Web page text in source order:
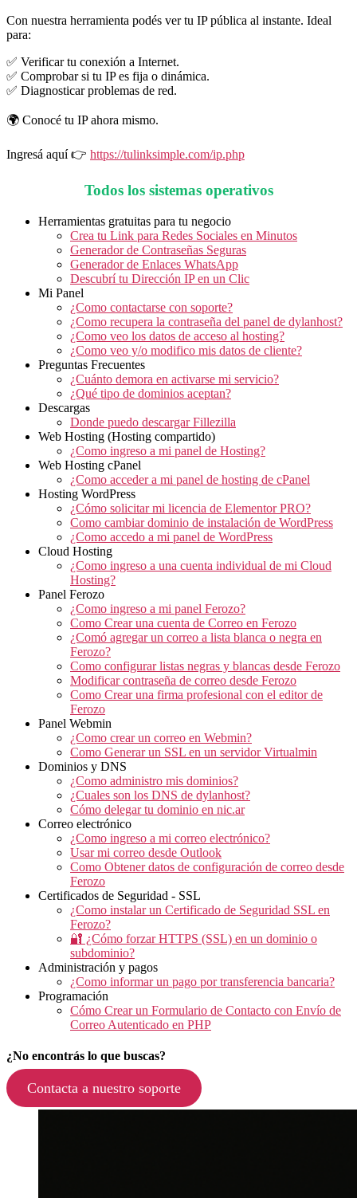
Con nuestra herramienta podés ver tu IP pública al instante. Ideal
para:
✅ Verificar tu conexión a Internet.
✅ Comprobar si tu IP es fija o dinámica.
✅ Diagnosticar problemas de red.
🌍 Conocé tu IP ahora mismo.
Ingresá aquí 👉 https://tulinksimple.com/ip.php
Todos los sistemas operativos
Herramientas gratuitas para tu negocio
Crea tu Link para Redes Sociales en Minutos
Generador de Contraseñas Seguras
Generador de Enlaces WhatsApp
Descubrí tu Dirección IP en un Clic
Mi Panel
¿Como contactarse con soporte?
¿Como recupera la contraseña del panel de dylanhost?
¿Como veo los datos de acceso al hosting?
¿Como veo y/o modifico mis datos de cliente?
Preguntas Frecuentes
¿Cuánto demora en activarse mi servicio?
¿Qué tipo de dominios aceptan?
Descargas
Donde puedo descargar Fillezilla
Web Hosting (Hosting compartido)
¿Como ingreso a mi panel de Hosting?
Web Hosting cPanel
¿Como acceder a mi panel de hosting de cPanel
Hosting WordPress
¿Cómo solicitar mi licencia de Elementor PRO?
Como cambiar dominio de instalación de WordPress
¿Como accedo a mi panel de WordPress
Cloud Hosting
¿Como ingreso a una cuenta individual de mi Cloud
Hosting?
Panel Ferozo
¿Como ingreso a mi panel Ferozo?
Como Crear una cuenta de Correo en Ferozo
¿Comó agregar un correo a lista blanca o negra en
Ferozo?
Como configurar listas negras y blancas desde Ferozo
Modificar contraseña de correo desde Ferozo
Como Crear una firma profesional con el editor de
Ferozo
Panel Webmin
¿Como crear un correo en Webmin?
Como Generar un SSL en un servidor Virtualmin
Dominios y DNS
¿Como administro mis dominios?
¿Cuales son los DNS de dylanhost?
Cómo delegar tu dominio en nic.ar
Correo electrónico
¿Como ingreso a mi correo electrónico?
Usar mi correo desde Outlook
Como Obtener datos de configuración de correo desde
Ferozo
Certificados de Seguridad - SSL
¿Como instalar un Certificado de Seguridad SSL en
Ferozo?
🔐 ¿Cómo forzar HTTPS (SSL) en un dominio o
subdominio?
Administración y pagos
¿Como informar un pago por transferencia bancaria?
Programación
Cómo Crear un Formulario de Contacto con Envío de
Correo Autenticado en PHP
¿No encontrás lo que buscas?
Contacta a nuestro soporte